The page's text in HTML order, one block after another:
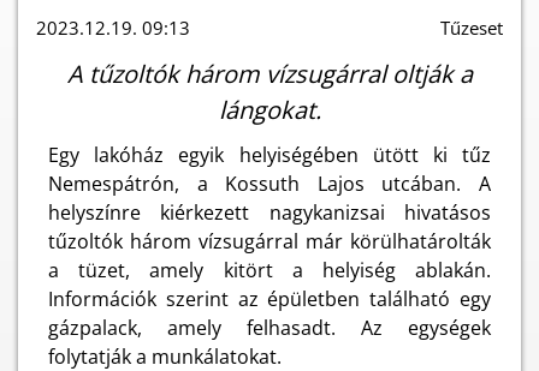
2023.12.19. 09:13 Tűzeset
A tűzoltók három vízsugárral oltják a
lángokat.
Egy lakóház egyik helyiségében ütött ki tűz
Nemespátrón, a Kossuth Lajos utcában. A
helyszínre kiérkezett nagykanizsai hivatásos
tűzoltók három vízsugárral már körülhatárolták
a tüzet, amely kitört a helyiség ablakán.
Információk szerint az épületben található egy
gázpalack, amely felhasadt. Az egységek
folytatják a munkálatokat.